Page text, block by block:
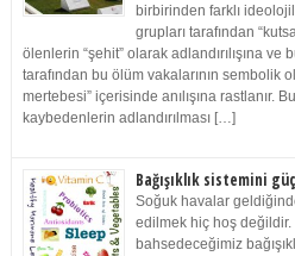
birbirinden farklı
grupları tarafından
ölenlerin “şehit” olarak adlandırılışına ve
tarafından bu ölüm vakalarının sembolik
mertebesi” içerisinde anılışına rastlanır.
kaybedenlerin adlandırılması […]
Bağışıklık sistemini
Soğuk havalar
edilmek hiç hoş
bahsedeceğimiz